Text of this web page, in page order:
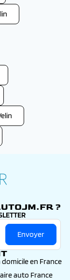
?
Envoyer
en France
auto France